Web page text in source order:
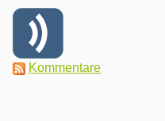
Kommentare